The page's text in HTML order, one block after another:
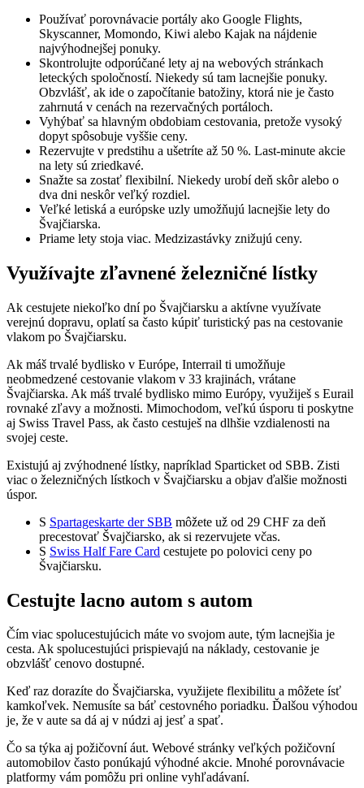
Používať porovnávacie portály ako Google Flights,
Skyscanner, Momondo, Kiwi alebo Kajak na nájdenie
najvýhodnejšej ponuky.
Skontrolujte odporúčané lety aj na webových stránkach
leteckých spoločností. Niekedy sú tam lacnejšie ponuky.
Obzvlášť, ak ide o započítanie batožiny, ktorá nie je často
zahrnutá v cenách na rezervačných portáloch.
Vyhýbať sa hlavným obdobiam cestovania, pretože vysoký
dopyt spôsobuje vyššie ceny.
Rezervujte v predstihu a ušetríte až 50 %. Last-minute akcie
na lety sú zriedkavé.
Snažte sa zostať flexibilní. Niekedy urobí deň skôr alebo o
dva dni neskôr veľký rozdiel.
Veľké letiská a európske uzly umožňujú lacnejšie lety do
Švajčiarska.
Priame lety stoja viac. Medzizastávky znižujú ceny.
Využívajte zľavnené železničné lístky
Ak cestujete niekoľko dní po Švajčiarsku a aktívne využívate
verejnú dopravu, oplatí sa často kúpiť turistický pas na cestovanie
vlakom po Švajčiarsku.
Ak máš trvalé bydlisko v Európe, Interrail ti umožňuje
neobmedzené cestovanie vlakom v 33 krajinách, vrátane
Švajčiarska. Ak máš trvalé bydlisko mimo Európy, využiješ s Eurail
rovnaké zľavy a možnosti. Mimochodom, veľkú úsporu ti poskytne
aj Swiss Travel Pass, ak často cestuješ na dlhšie vzdialenosti na
svojej ceste.
Existujú aj zvýhodnené lístky, napríklad Sparticket od SBB. Zisti
viac o železničných lístkoch v Švajčiarsku a objav ďalšie možnosti
úspor.
S Spartageskarte der SBB môžete už od 29 CHF za deň
precestovať Švajčiarsko, ak si rezervujete včas.
S Swiss Half Fare Card cestujete po polovici ceny po
Švajčiarsku.
Cestujte lacno autom s autom
Čím viac spolucestujúcich máte vo svojom aute, tým lacnejšia je
cesta. Ak spolucestujúci prispievajú na náklady, cestovanie je
obzvlášť cenovo dostupné.
Keď raz dorazíte do Švajčiarska, využijete flexibilitu a môžete ísť
kamkoľvek. Nemusíte sa báť cestovného poriadku. Ďalšou výhodou
je, že v aute sa dá aj v núdzi aj jesť a spať.
Čo sa týka aj požičovní áut. Webové stránky veľkých požičovní
automobilov často ponúkajú výhodné akcie. Mnohé porovnávacie
platformy vám pomôžu pri online vyhľadávaní.